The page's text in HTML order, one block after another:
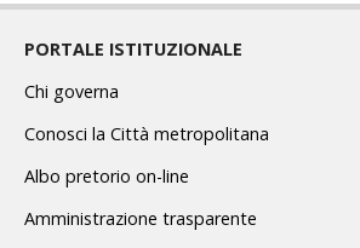
PORTALE ISTITUZIONALE
Chi governa
Conosci la Città metropolitana
Albo pretorio on-line
Amministrazione trasparente